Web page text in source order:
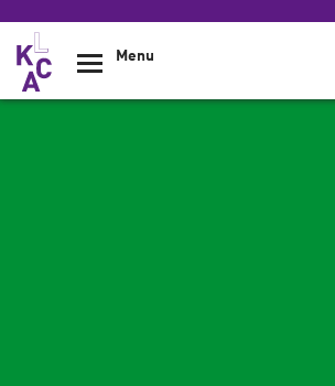
Overslaan en naar de inhoud gaan
Menu